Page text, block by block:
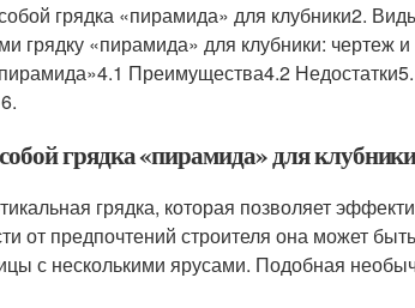
грядка «пирамида» для клубники2.
грядку «пирамида» для клубники:
Преимущества4.2
грядка «пирамида» для
грядка, которая позволяет
от предпочтений строителя она может
с несколькими ярусами. Подобная